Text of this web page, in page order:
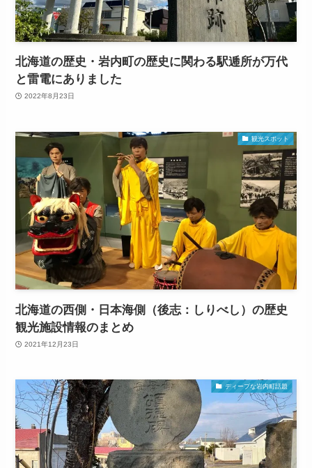
北海道の歴史・岩内町の歴史に関わる駅逓所が万代
と雷電にありました
2022年8月23日
観光スポット
北海道の西側・日本海側（後志：しりべし）の歴史
観光施設情報のまとめ
2021年12月23日
ディープな岩内町話題